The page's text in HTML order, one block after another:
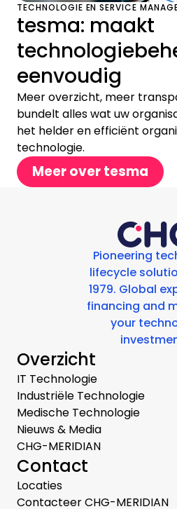
TECHNOLOGIE EN SERVICE
tesma: maakt
eenvoudig
Meer overzicht, meer
bundelt alles wat uw
het helder en efficiënt
technologie.
Meer over tesma
Pioneering
lifecycle
1979. Global
financing and
your
Overzicht
IT Technologie
Industriële Technologie
Medische Technologie
Nieuws & Media
CHG-MERIDIAN
Contact
Locaties
Contacteer CHG-MERIDIAN